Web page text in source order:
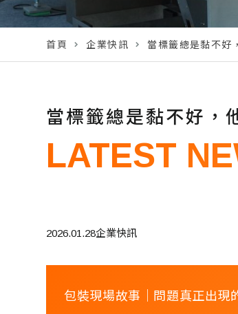
首頁 企業快訊 當標籤總是黏不好
當標籤總是黏不好，
LATEST
2026.01.28企業快訊
包裝現場故事｜問題真正出現